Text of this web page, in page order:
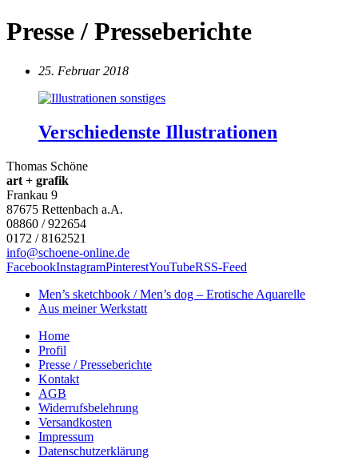
Presse / Presseberichte
25. Februar 2018
Verschiedenste Illustrationen
Thomas Schöne
art + grafik
Frankau 9
87675 Rettenbach a.A.
08860 / 922654
0172 / 8162521
info@schoene-online.de
FacebookInstagramPinterestYouTubeRSS-Feed
Men’s sketchbook / Men’s dog – Erotische Aquarelle
Aus meiner Werkstatt
Home
Profil
Presse / Presseberichte
Kontakt
AGB
Widerrufsbelehrung
Versandkosten
Impressum
Datenschutzerklärung